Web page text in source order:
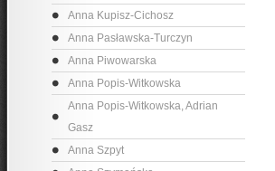
Anna Kupisz-Cichosz
Anna Pasławska-Turczyn
Anna Piwowarska
Anna Popis-Witkowska
Anna Popis-Witkowska, Adrian
Gasz
Anna Szpyt